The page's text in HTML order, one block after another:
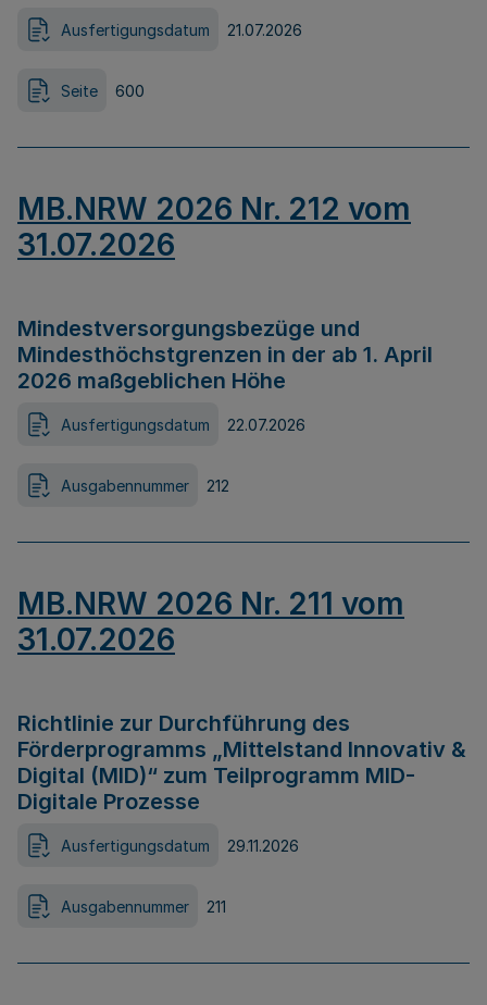
Ausfertigungsdatum 21.07.2026
Seite 600
MB.NRW 2026 Nr. 212 vom
31.07.2026
Mindestversorgungsbezüge und
Mindesthöchstgrenzen in der ab 1. April
2026 maßgeblichen Höhe
Ausfertigungsdatum 22.07.2026
Ausgabennummer 212
MB.NRW 2026 Nr. 211 vom
31.07.2026
Richtlinie zur Durchführung des
Förderprogramms „Mittelstand Innovativ &
Digital (MID)“ zum Teilprogramm MID-
Digitale Prozesse
Ausfertigungsdatum 29.11.2026
Ausgabennummer 211